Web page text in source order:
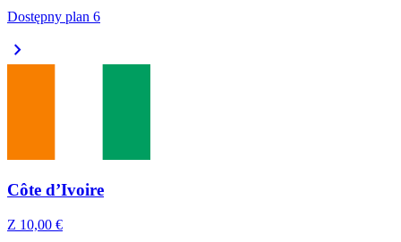
Dostępny plan 6
chevron_right
Côte d’Ivoire
Z 10,00 €